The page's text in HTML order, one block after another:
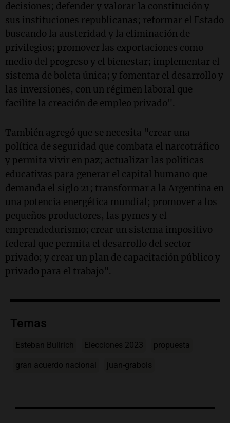
decisiones; defender y valorar la constitución y
sus instituciones republicanas; reformar el Estado
buscando la austeridad y la eliminación de
privilegios; promover las exportaciones como
medio del progreso y el bienestar; implementar el
sistema de boleta única; y fomentar el desarrollo y
las inversiones, con un régimen laboral que
facilite la creación de empleo privado".
También agregó que se necesita "crear una
política de seguridad que combata el narcotráfico
y permita vivir en paz; actualizar las políticas
educativas para generar el capital humano que
demanda el siglo 21; transformar a la Argentina en
una potencia energética mundial; promover a los
pequeños productores, las pymes y el
emprendedurismo; crear un sistema impositivo
federal que permita el desarrollo del sector
privado; y crear un plan de capacitación público y
privado para el trabajo".
Temas
Esteban Bullrich Elecciones 2023 propuesta
gran acuerdo nacional juan-grabois